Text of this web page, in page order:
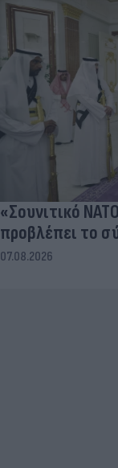
«Σουνιτικό
προβλέπει το
07.08.2026